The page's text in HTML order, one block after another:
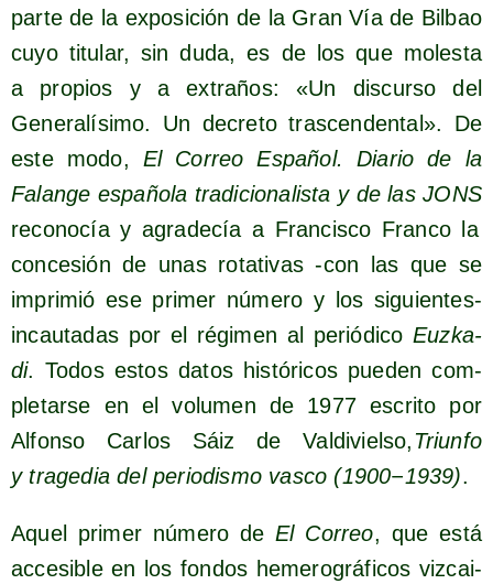
par­te de la expo­si­ción de la Gran Vía de Bil­bao
cuyo titu­lar, sin duda, es de los que moles­ta
a pro­pios y a extra­ños: «Un dis­cur­so del
Gene­ra­lí­si­mo. Un decre­to tras­cen­den­tal». De
este modo, El Correo Espa­ñol. Dia­rio de la
Falan­ge espa­ño­la tra­di­cio­na­lis­ta y de las JONS
reco­no­cía y agra­de­cía a Fran­cis­co Fran­co la
con­ce­sión de unas rota­ti­vas ‑con las que se
impri­mió ese pri­mer núme­ro y los siguien­tes-
incau­ta­das por el régi­men al perió­di­co Euz­ka­
di. Todos estos datos his­tó­ri­cos pue­den com­
ple­tar­se en el volu­men de 1977 escri­to por
Alfon­so Car­los Sáiz de Val­di­viel­so, Triun­fo
y tra­ge­dia del perio­dis­mo vas­co (1900−1939).
Aquel pri­mer núme­ro deEl Correo, que está
acce­si­ble en los fon­dos heme­ro­grá­fi­cos viz­cai­